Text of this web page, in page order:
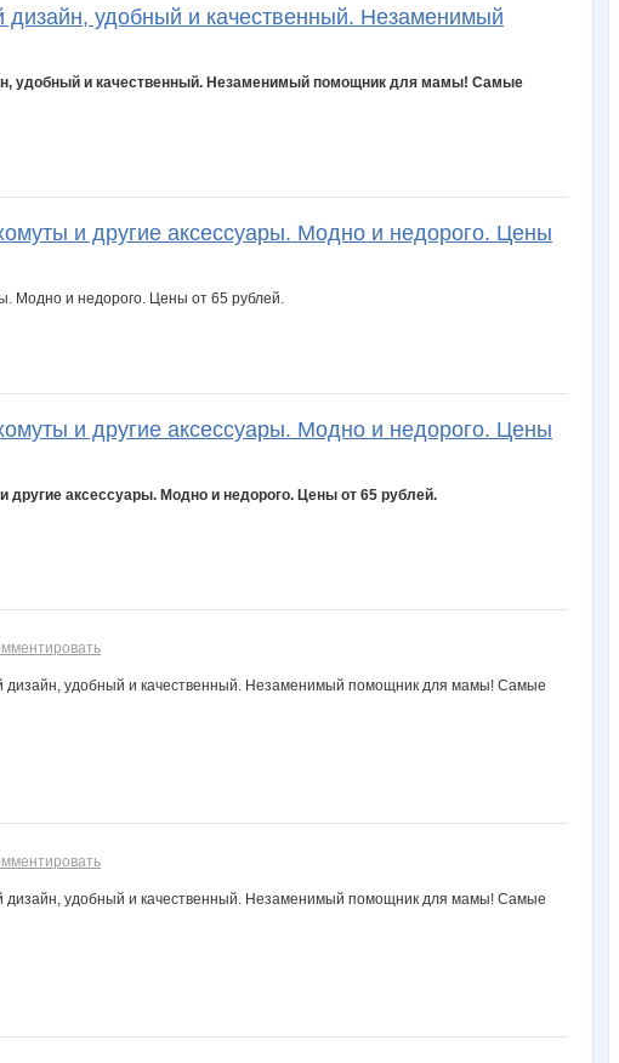
дизайн, удобный и качественный. Незаменимый
удобный и качественный. Незаменимый помощник для мамы! Самые
и другие аксессуары. Модно и недорого. Цены
и другие аксессуары. Модно и недорого. Цены
аксессуары. Модно и недорого. Цены от 65 рублей.
дизайн, удобный и качественный. Незаменимый помощник для мамы! Самые
дизайн, удобный и качественный. Незаменимый помощник для мамы! Самые